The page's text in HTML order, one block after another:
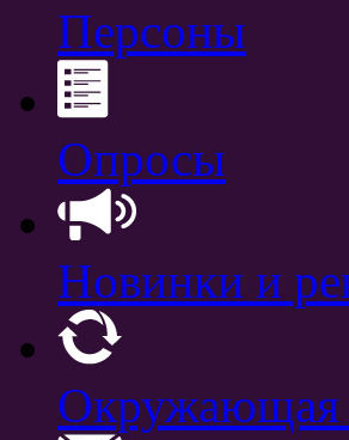
Персоны
Опросы
Новинки и
Окружающая